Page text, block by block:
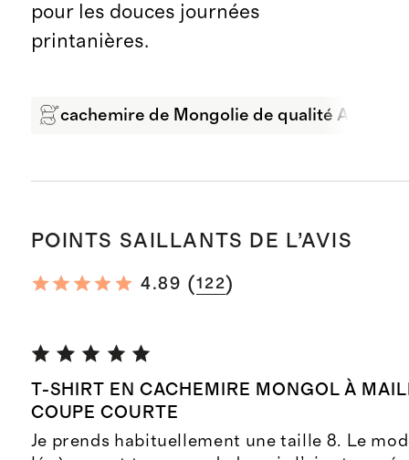
pour les douces journées
printanières.
cachemire de Mongolie de qualité A 100 %
POINTS SAILLANTS DE L’AVIS
4.89 (122)
T-SHIRT EN CACHEMIRE MONGOL À
COUPE COURTE
Je prends habituellement une taille 8. Le